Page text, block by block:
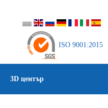
ISO 9001:2015
3D център